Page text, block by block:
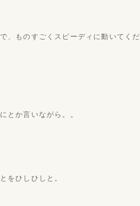
、ものすごくスピーディに動いてくだ
とか言いながら。。
をひしひしと。